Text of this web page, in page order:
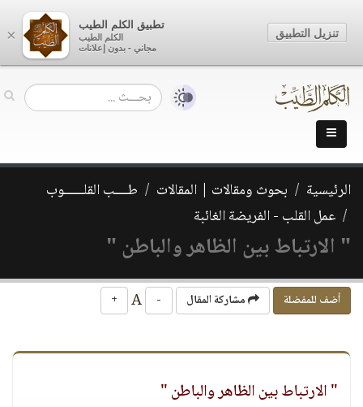
الرئيسية بحوث ومقالات | المقالات
طــــب القلــــــوب
عمل القلب - الفريضة الغائبة
" الارتباط بين الظاهر والباطن "
أضف للمفضلة مشاركة المقال -
+
" الارتباط بين الظاهر والباطن "
×
تطبيق الكلم الطيب
الكلم الطيب
مجاني - بدون إعلانات
تنزيل التطبيق